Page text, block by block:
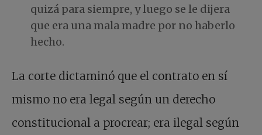
quizá para siempre, y luego se le dijera
que era una mala madre por no haberlo
hecho.
La corte dictaminó que el contrato en sí
mismo no era legal según un derecho
constitucional a procrear; era ilegal según